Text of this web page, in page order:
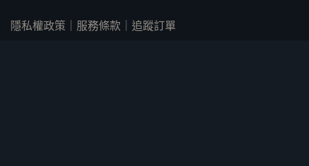
隱私權政策 服務條款 追蹤訂單